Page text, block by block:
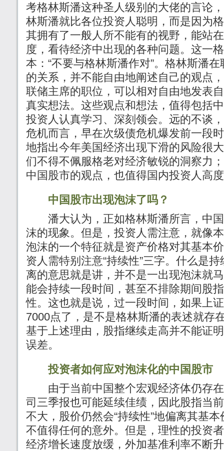
考格林斯潘这种圣人级别的大佬的言论
林斯潘就比各位投资人聪明，而是因为
其拥有了一般人所不能有的视野，能站
度，看待经济中出现的各种问题。这一
本：“不要与格林斯潘作对”。格林斯潘
的关系，并不能自由地阐述自己的观点
联储主席的职位，可以相对自由地发表
真实想法。这些观点和想法，值得包括
投资人认真学习、深刻领会。远的不谈
危机而言，早在次级债危机爆发前一段
地指出今年美国经济出现下滑的风险很
们不得不佩服格老对经济敏锐的洞察力
中国股市的观点，也值得国内投资人高
中国股市出现泡沫了吗？
潘大认为，正如格林斯潘所言，中国
沫的现象。但是，投资人需注意，就像
泡沫的一个特征就是资产价格对其基本
资人需特别注意“持续性”三字。什么是
离的意思就是讲，并不是一出现泡沫就
能会持续一段时间，甚至不排除期间股
性。这也就是说，过一段时间，如果上
7000点了，是不是格林斯潘的表述就存
基于上述理由，股指继续走高并不能证
误差。
投资者如何应对泡沫化的中国股市
由于当前中国整个宏观经济体仍存在
司三季报也可能延续佳绩，因此股指当
不大，股价仍然会“持续性”地偏离其基
不值得任何的意外。但是，理性的投资
经济增长速度放缓，外加基准利率不断